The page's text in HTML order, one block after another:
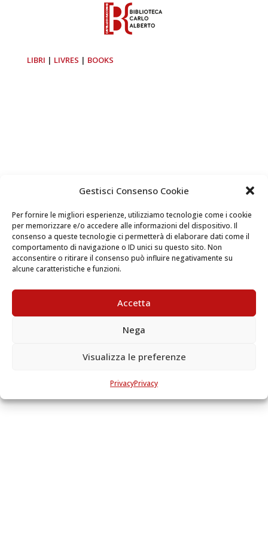
Gestisci Consenso Cookie
Per fornire le migliori esperienze, utilizziamo tecnologie come i cookie
per memorizzare e/o accedere alle informazioni del dispositivo. Il
consenso a queste tecnologie ci permetterà di elaborare dati come il
comportamento di navigazione o ID unici su questo sito. Non
acconsentire o ritirare il consenso può influire negativamente su
alcune caratteristiche e funzioni.
Accetta
Nega
Visualizza le preferenze
PrivacyPrivacy
LIBRI | LIVRES | BOOKS